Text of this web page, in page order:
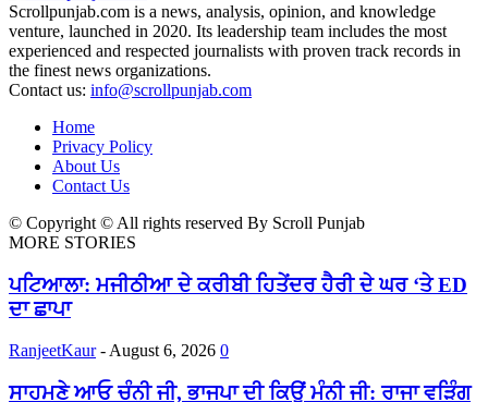
Scrollpunjab.com is a news, analysis, opinion, and knowledge
venture, launched in 2020. Its leadership team includes the most
experienced and respected journalists with proven track records in
the finest news organizations.
Contact us: info@scrollpunjab.com
Home
Privacy Policy
About Us
Contact Us
© Copyright © All rights reserved By Scroll Punjab
MORE STORIES
ਪਟਿਆਲਾ: ਮਜੀਠੀਆ ਦੇ ਕਰੀਬੀ ਹਿਤੇਂਦਰ ਹੈਰੀ ਦੇ ਘਰ ‘ਤੇ ED
ਦਾ ਛਾਪਾ
RanjeetKaur - August 6, 2026 0
ਸਾਹਮਣੇ ਆਓ ਚੰਨੀ ਜੀ, ਭਾਜਪਾ ਦੀ ਕਿਉਂ ਮੰਨੀ ਜੀ: ਰਾਜਾ ਵੜਿੰਗ